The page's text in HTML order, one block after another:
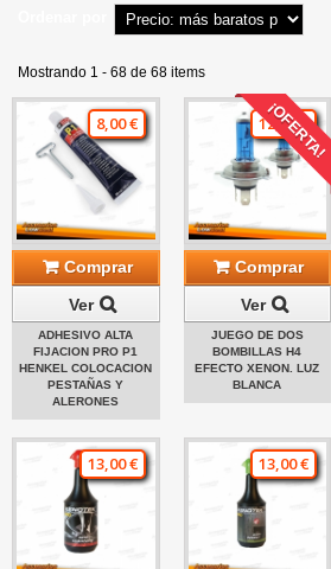
Mostrando 1 - 68 de 68 items
8,00 €
Comprar
Ver
ADHESIVO ALTA
FIJACION PRO P1
HENKEL COLOCACION
PESTAÑAS Y
ALERONES
¡OFERTA!
12,00 €
Comprar
Ver
JUEGO DE DOS
BOMBILLAS H4
EFECTO XENON. LUZ
BLANCA
13,00 € 13,00 €